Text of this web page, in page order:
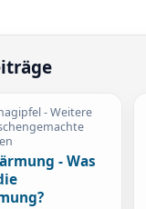
- Weitere
- Was